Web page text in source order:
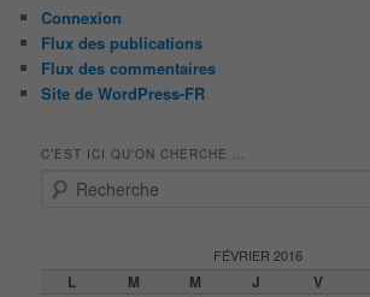
Connexion
Flux des publications
Flux des commentaires
Site de WordPress-FR
C’EST ICI QU’ON CHERCHE …
FÉVRIER 2016
L M M J V